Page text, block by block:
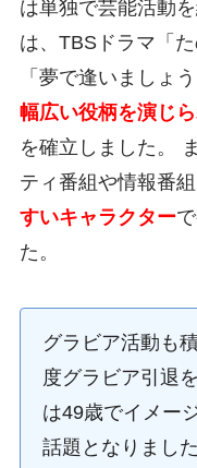
は単独で芸能活動
は、TBSドラマ「
「夢で逢いましょ
幅広い役柄を演じ
を確立しました。
ティ番組や情報番
すいキャラクター
た。
グラビア活動も
度グラビア引退
は49歳でイメー
話題となりまし